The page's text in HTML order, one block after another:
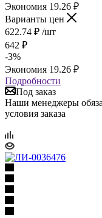
Экономия 19.26 ₽
Варианты цен
622.74 ₽ /шт
642 ₽
-3%
Экономия 19.26 ₽
Подробности
Под заказ
Наши менеджеры
условия заказа